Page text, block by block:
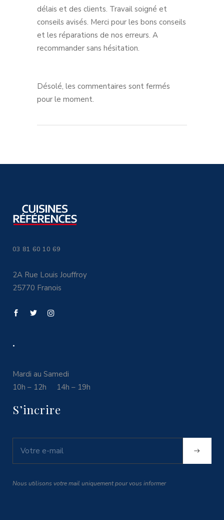
délais et des clients. Travail soigné et
conseils avisés. Merci pour les bons conseils
et les réparations de nos erreurs. A
recommander sans hésitation.
Désolé, les commentaires sont fermés
pour le moment.
03 81 60 10 69
2A Rue Louis Jouffroy
25770 Franois
.
Mardi au Samedi
10h – 12h 14h – 19h
S’incrire
Nous utilisons votre mail uniquement pour vous informer